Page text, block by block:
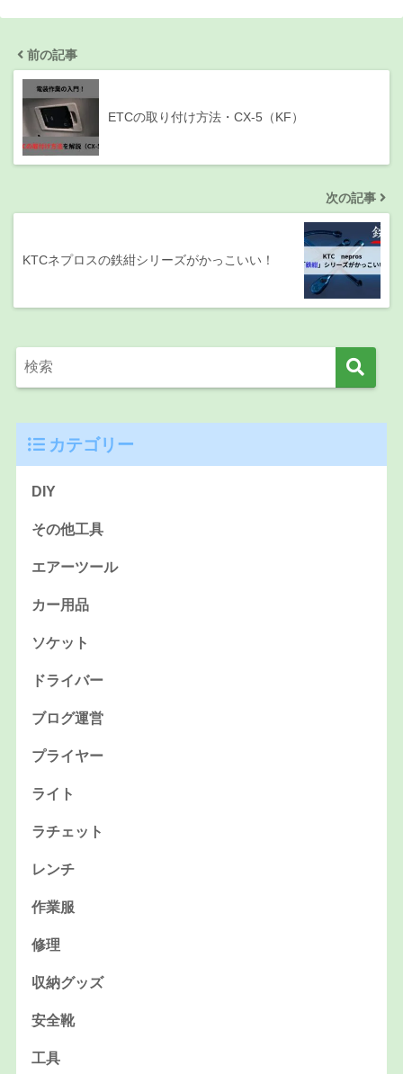
前の記事
ETCの取り付け方法・CX-5（KF）
次の記事
KTCネプロスの鉄紺シリーズがかっこいい！
カテゴリー
DIY
その他工具
エアーツール
カー用品
ソケット
ドライバー
ブログ運営
プライヤー
ライト
ラチェット
レンチ
作業服
修理
収納グッズ
安全靴
工具